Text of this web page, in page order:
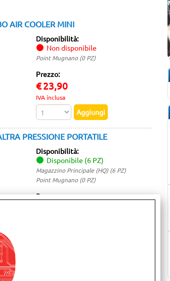
Hai perso la password?
AIR COOLER MINI
Disponibilità:
Non disponibile
Point Mugnano (0 PZ)
Prezzo:
€23,90
IVA inclusa
PRESSIONE PORTATILE
Disponibilità:
Disponibile (6 PZ)
Magazzino Principale (HQ) (6 PZ)
Point Mugnano (0 PZ)
Prezzo:
FAN PORTATILE